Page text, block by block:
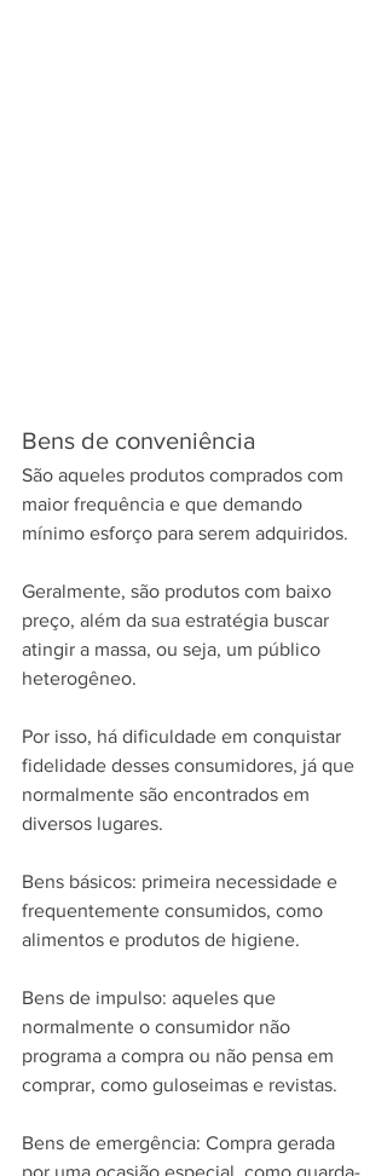
Bens de conveniência
São aqueles produtos comprados com
maior frequência e que demando
mínimo esforço para serem adquiridos.
Geralmente, são produtos com baixo
preço, além da sua estratégia buscar
atingir a massa, ou seja, um público
heterogêneo.
Por isso, há dificuldade em conquistar
fidelidade desses consumidores, já que
normalmente são encontrados em
diversos lugares.
Bens básicos: primeira necessidade e
frequentemente consumidos, como
alimentos e produtos de higiene.
Bens de impulso: aqueles que
normalmente o consumidor não
programa a compra ou não pensa em
comprar, como guloseimas e revistas.
Bens de emergência: Compra gerada
por uma ocasião especial, como guarda-